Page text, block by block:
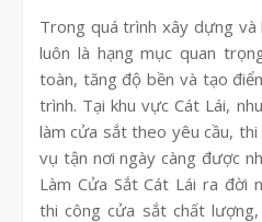
Trong quá trình xây dựng
luôn là hạng mục quan
toàn, tăng độ bền và tạo
trình. Tại khu vực Cát Lái,
làm cửa sắt theo yêu cầu,
vụ tận nơi ngày càng được
Làm Cửa Sắt Cát Lái ra đời
thi công cửa sắt chất